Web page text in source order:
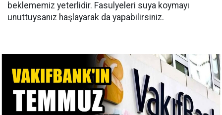
beklememiz yeterlidir. Fasulyeleri suya koymayı
unuttuysanız haşlayarak da yapabilirsiniz.